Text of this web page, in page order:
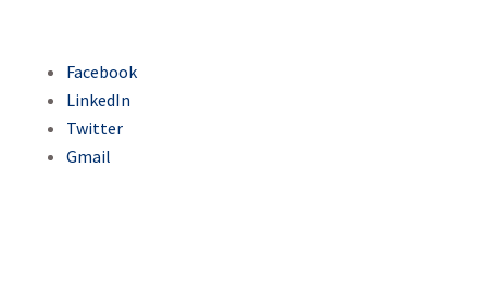
Facebook
LinkedIn
Twitter
Gmail